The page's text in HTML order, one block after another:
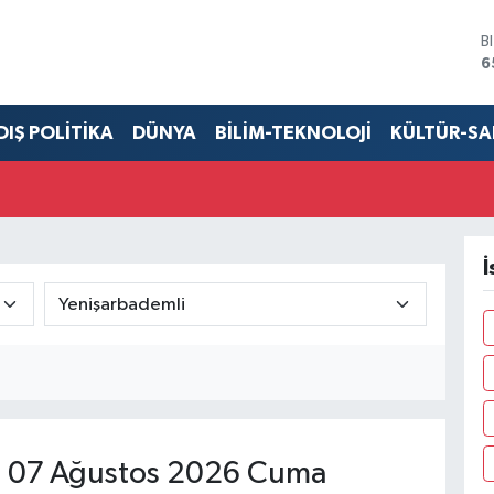
DIŞ POLİTİKA DÜNYA BİLİM-TEKNOLOJİ KÜLTÜR-
07 Ağustos 2026 Cuma